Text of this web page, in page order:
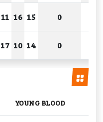
11 16 15 0
17 10 14 0
YOUNG BLOOD